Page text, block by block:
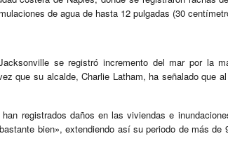
de agua de hasta 12 pulgadas (30
se registró incremento del mar por la
que su alcalde, Charlie Latham, ha señalado que
registrados daños en las viviendas e
bien», extendiendo así su periodo de más de